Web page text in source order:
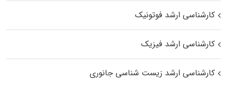
کارشناسی ارشد فوتونیک
کارشناسی ارشد فیزیک
کارشناسی ارشد زیست‌ شناسی جانوری